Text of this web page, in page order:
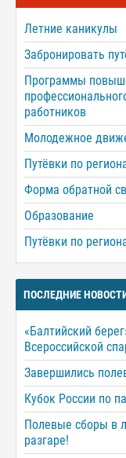
Летние каникулы
Забронировать
Программы
работников
Молодежное
Путёвки по
Форма обратной
Образование
Путёвки по
ПОСЛЕДНИЕ
«Балтийский
Всероссийской
Завершились
Кубок России по
Полевые сборы в
разгаре!